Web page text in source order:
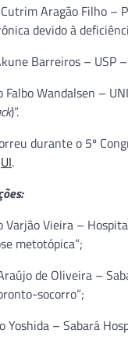
Aragão Filho –
devido à
Barreiros – USP
Falbo Wandalsen –
)”.
durante o 5º
.
Varjão Vieira –
metotópica”;
de Oliveira –
socorro”;
Yoshida – Sabará